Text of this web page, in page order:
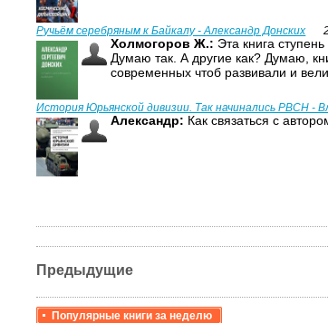
Ручьём серебряным к Байкалу - Александр Донских
Холмогоров Ж.: Эта книга
Думаю так. А другие как? Думаю,
современных чтоб развивали и
История Юрьянской дивизии. Так начинались РВСН -
Александр: Как связаться с
Предыдущие
Популярные книги за неделю